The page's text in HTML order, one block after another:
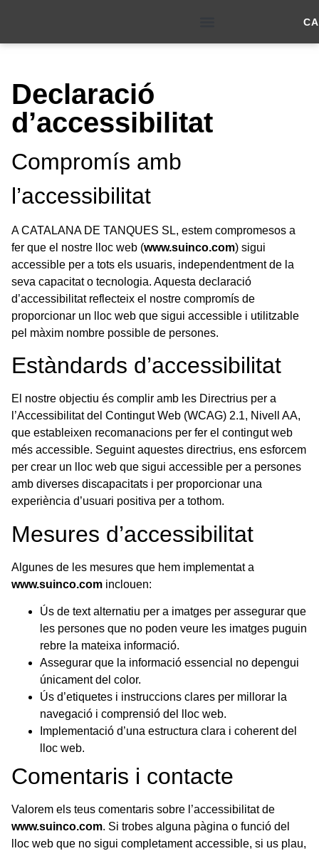
CA
Declaració
d’accessibilitat
Compromís amb
l’accessibilitat
A CATALANA DE TANQUES SL, estem compromesos a
fer que el nostre lloc web (www.suinco.com) sigui
accessible per a tots els usuaris, independentment de la
seva capacitat o tecnologia. Aquesta declaració
d’accessibilitat reflecteix el nostre compromís de
proporcionar un lloc web que sigui accessible i utilitzable
pel màxim nombre possible de persones.
Estàndards d’accessibilitat
El nostre objectiu és complir amb les Directrius per a
l’Accessibilitat del Contingut Web (WCAG) 2.1, Nivell AA,
que estableixen recomanacions per fer el contingut web
més accessible. Seguint aquestes directrius, ens esforcem
per crear un lloc web que sigui accessible per a persones
amb diverses discapacitats i per proporcionar una
experiència d’usuari positiva per a tothom.
Mesures d’accessibilitat
Algunes de les mesures que hem implementat a
www.suinco.com inclouen:
Ús de text alternatiu per a imatges per assegurar que
les persones que no poden veure les imatges puguin
rebre la mateixa informació.
Assegurar que la informació essencial no depengui
únicament del color.
Ús d’etiquetes i instruccions clares per millorar la
navegació i comprensió del lloc web.
Implementació d’una estructura clara i coherent del
lloc web.
Comentaris i contacte
Valorem els teus comentaris sobre l’accessibilitat de
www.suinco.com. Si trobes alguna pàgina o funció del
lloc web que no sigui completament accessible, si us plau,